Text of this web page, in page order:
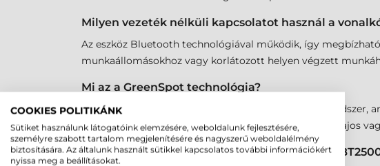
Milyen vezeték nélküli kapcsolatot használ a
Az eszköz Bluetooth technológiával működik, így
munkaállomásokhoz vagy korlátozott helyen végzett
Mi az a GreenSpot technológia?
A GreenSpot technológia egy vizuális visszajelzési rendszer,
biztos legyen a beolvasás eredményességében, még zajos
Mennyire strapabíró a Datalogic QuickScan
COOKIES POLITIKÁNK
Sütiket használunk látogatóink elemzésére, weboldalunk fejlesztésére,
személyre szabott tartalom megjelenítésére és nagyszerű weboldalélmény
biztosítására. Az általunk használt sütikkel kapcsolatos további információkért
nyissa meg a beállításokat.